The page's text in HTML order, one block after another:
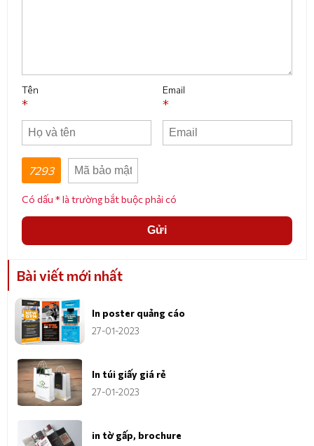
Tên
*
Email
*
7293
Có dấu * là trường bắt buộc phải có
Gửi
Bài viết mới nhất
In poster quảng cáo
27-01-2023
In túi giấy giá rẻ
27-01-2023
in tờ gấp, brochure